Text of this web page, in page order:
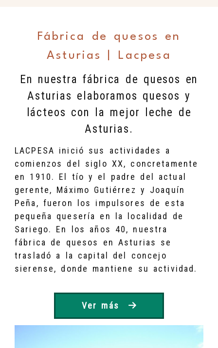
Fábrica de quesos en
Asturias | Lacpesa
En nuestra fábrica de quesos en
Asturias elaboramos quesos y
lácteos con la mejor leche de
Asturias.
LACPESA inició sus actividades a
comienzos del siglo XX, concretamente
en 1910. El tío y el padre del actual
gerente, Máximo Gutiérrez y Joaquín
Peña, fueron los impulsores de esta
pequeña quesería en la localidad de
Sariego. En los años 40, nuestra
fábrica de quesos en Asturias se
trasladó a la capital del concejo
sierense, donde mantiene su actividad.
Ver más